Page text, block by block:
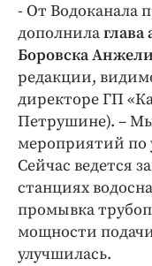
- От Водоканала
дополнила
Боровска
редакции,
директоре ГП
Петрушине). –
мероприятий по
Сейчас ведется
станциях
промывка
мощности
улучшилась.